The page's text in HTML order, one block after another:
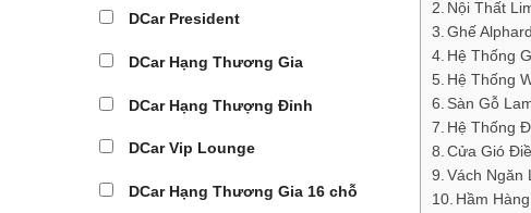
DCar President
DCar Hạng Thương Gia
DCar Hạng Thượng Đỉnh
DCar Vip Lounge
DCar Hạng Thương Gia 16 chỗ
Nội Thất
Ghế
Hệ Thống
Hệ Thống
Sàn Gỗ
Hệ Thống
Cửa Gió
Vách Ngăn
Hầm